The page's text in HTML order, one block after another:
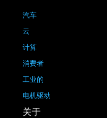
汽车
云
计算
消费者
工业的
电机驱动
关于